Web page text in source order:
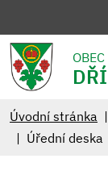
OBEC
Úvodní stránka
Úřední deska